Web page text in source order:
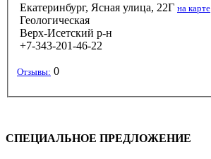
Екатеринбург, Ясная улица, 22Г на карте
Геологическая
Верх-Исетский р-н
+7-343-201-46-22
Отзывы: 0
СПЕЦИАЛЬНОЕ ПРЕДЛОЖЕНИЕ